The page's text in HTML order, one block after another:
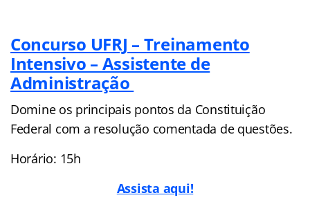
Concurso UFRJ – Treinamento
Intensivo – Assistente de
Administração
Domine os principais pontos da Constituição
Federal com a resolução comentada de questões.
Horário: 15h
Assista aqui!